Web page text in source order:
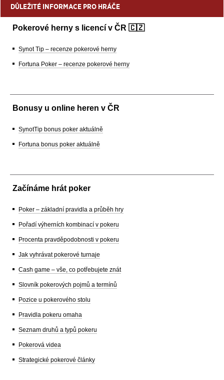
DŮLEŽITÉ INFORMACE PRO HRÁČE
Pokerové herny s licencí v ČR 🇨🇿
Synot Tip – recenze pokerové herny
Fortuna Poker – recenze pokerové herny
Bonusy u online heren v ČR
SynotTip bonus poker aktuálně
Fortuna bonus poker aktuálně
Začínáme hrát poker
Poker – základní pravidla a průběh hry
Pořadí výherních kombinací v pokeru
Procenta pravděpodobnosti v pokeru
Jak vyhrávat pokerové turnaje
Cash game – vše, co potřebujete znát
Slovník pokerových pojmů a termínů
Pozice u pokerového stolu
Pravidla pokeru omaha
Seznam druhů a typů pokeru
Pokerová videa
Strategické pokerové články